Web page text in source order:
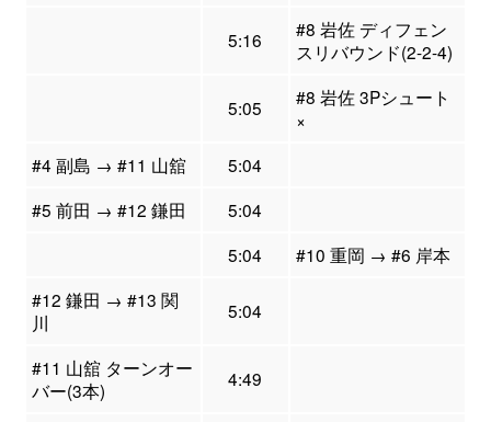
5:16
#8 岩佐 ディフェン
スリバウンド(2-2-4)
5:05
#8 岩佐 3Pシュート
×
#4 副島 → #11 山舘
5:04
#5 前田 → #12 鎌田
5:04
5:04
#10 重岡 → #6 岸本
#12 鎌田 → #13 関
川
5:04
#11 山舘 ターンオー
バー(3本)
4:49